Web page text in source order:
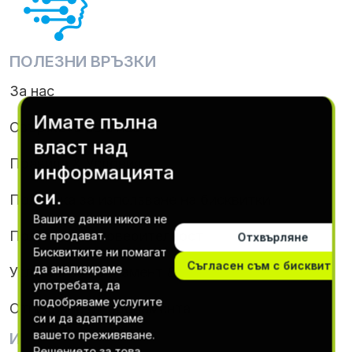
ПОЛЕЗНИ ВРЪЗКИ
За нас
Свържете се с нас
Правила & Условия
Политика за използване на бисквитки
Политика за поверителност
Условия за абонамент &
Отписване от абонамента
ИНФОРМАЦИЯ ЗА КОНТАКТ
Имате пълна
власт над
информацията
си.
Вашите данни никога не
се продават.
Бисквитките ни помагат
да анализираме
употребата, да
подобряваме услугите
си и да адаптираме
вашето преживяване.
Отхвърляне
Съгласен съм с